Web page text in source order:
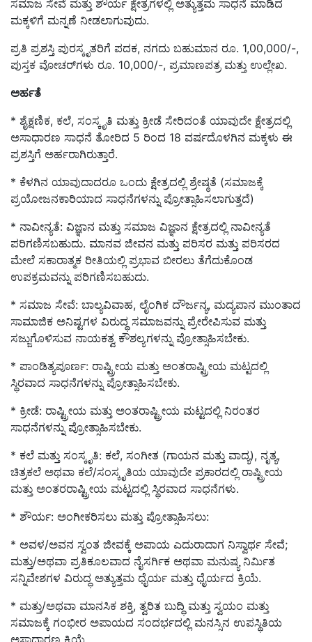
ಸಮಾಜ ಸೇವೆ ಮತ್ತು ಶೌರ್ಯ ಕ್ಷೇತ್ರಗಳಲ್ಲಿ ಅತ್ಯುತ್ತಮ ಸಾಧನೆ ಮಾಡಿದ
ಮಕ್ಕಳಿಗೆ ಮನ್ನಣೆ ನೀಡಲಾಗುವುದು.
ಪ್ರತಿ ಪ್ರಶಸ್ತಿ ಪುರಸ್ಕೃತರಿಗೆ ಪದಕ, ನಗದು ಬಹುಮಾನ ರೂ. 1,00,000/-,
ಪುಸ್ತಕ ವೋಚರ್‌ಗಳು ರೂ. 10,000/-, ಪ್ರಮಾಣಪತ್ರ ಮತ್ತು ಉಲ್ಲೇಖ.
ಅರ್ಹತೆ
* ಶೈಕ್ಷಣಿಕ, ಕಲೆ, ಸಂಸ್ಕೃತಿ ಮತ್ತು ಕ್ರೀಡೆ ಸೇರಿದಂತೆ ಯಾವುದೇ ಕ್ಷೇತ್ರದಲ್ಲಿ
ಅಸಾಧಾರಣ ಸಾಧನೆ ತೋರಿದ 5 ರಿಂದ 18 ವರ್ಷದೊಳಗಿನ ಮಕ್ಕಳು ಈ
ಪ್ರಶಸ್ತಿಗೆ ಅರ್ಹರಾಗಿರುತ್ತಾರೆ.
* ಕೆಳಗಿನ ಯಾವುದಾದರೂ ಒಂದು ಕ್ಷೇತ್ರದಲ್ಲಿ ಶ್ರೇಷ್ಠತೆ (ಸಮಾಜಕ್ಕೆ
ಪ್ರಯೋಜನಕಾರಿಯಾದ ಸಾಧನೆಗಳನ್ನು ಪ್ರೋತ್ಸಾಹಿಸಲಾಗುತ್ತದೆ)
* ನಾವೀನ್ಯತೆ: ವಿಜ್ಞಾನ ಮತ್ತು ಸಮಾಜ ವಿಜ್ಞಾನ ಕ್ಷೇತ್ರದಲ್ಲಿ ನಾವೀನ್ಯತೆ
ಪರಿಗಣಿಸಬಹುದು. ಮಾನವ ಜೀವನ ಮತ್ತು ಪರಿಸರ ಮತ್ತು ಪರಿಸರದ
ಮೇಲೆ ಸಕಾರಾತ್ಮಕ ರೀತಿಯಲ್ಲಿ ಪ್ರಭಾವ ಬೀರಲು ತೆಗೆದುಕೊಂಡ
ಉಪಕ್ರಮವನ್ನು ಪರಿಗಣಿಸಬಹುದು.
* ಸಮಾಜ ಸೇವೆ: ಬಾಲ್ಯವಿವಾಹ, ಲೈಂಗಿಕ ದೌರ್ಜನ್ಯ, ಮದ್ಯಪಾನ ಮುಂತಾದ
ಸಾಮಾಜಿಕ ಅನಿಷ್ಟಗಳ ವಿರುದ್ಧ ಸಮಾಜವನ್ನು ಪ್ರೇರೇಪಿಸುವ ಮತ್ತು
ಸಜ್ಜುಗೊಳಿಸುವ ನಾಯಕತ್ವ ಕೌಶಲ್ಯಗಳನ್ನು ಪ್ರೋತ್ಸಾಹಿಸಬೇಕು.
* ಪಾಂಡಿತ್ಯಪೂರ್ಣ: ರಾಷ್ಟ್ರೀಯ ಮತ್ತು ಅಂತರಾಷ್ಟ್ರೀಯ ಮಟ್ಟದಲ್ಲಿ
ಸ್ಥಿರವಾದ ಸಾಧನೆಗಳನ್ನು ಪ್ರೋತ್ಸಾಹಿಸಬೇಕು.
* ಕ್ರೀಡೆ: ರಾಷ್ಟ್ರೀಯ ಮತ್ತು ಅಂತರಾಷ್ಟ್ರೀಯ ಮಟ್ಟದಲ್ಲಿ ನಿರಂತರ
ಸಾಧನೆಗಳನ್ನು ಪ್ರೋತ್ಸಾಹಿಸಬೇಕು.
* ಕಲೆ ಮತ್ತು ಸಂಸ್ಕೃತಿ: ಕಲೆ, ಸಂಗೀತ (ಗಾಯನ ಮತ್ತು ವಾದ್ಯ), ನೃತ್ಯ,
ಚಿತ್ರಕಲೆ ಅಥವಾ ಕಲೆ/ಸಂಸ್ಕೃತಿಯ ಯಾವುದೇ ಪ್ರಕಾರದಲ್ಲಿ ರಾಷ್ಟ್ರೀಯ
ಮತ್ತು ಅಂತರರಾಷ್ಟ್ರೀಯ ಮಟ್ಟದಲ್ಲಿ ಸ್ಥಿರವಾದ ಸಾಧನೆಗಳು.
* ಶೌರ್ಯ: ಅಂಗೀಕರಿಸಲು ಮತ್ತು ಪ್ರೋತ್ಸಾಹಿಸಲು:
* ಅವಳ/ಅವನ ಸ್ವಂತ ಜೀವಕ್ಕೆ ಅಪಾಯ ಎದುರಾದಾಗ ನಿಸ್ವಾರ್ಥ ಸೇವೆ;
ಮತ್ತು/ಅಥವಾ ಪ್ರತಿಕೂಲವಾದ ನೈಸರ್ಗಿಕ ಅಥವಾ ಮನುಷ್ಯ ನಿರ್ಮಿತ
ಸನ್ನಿವೇಶಗಳ ವಿರುದ್ಧ ಅತ್ಯುತ್ತಮ ಧೈರ್ಯ ಮತ್ತು ಧೈರ್ಯದ ಕ್ರಿಯೆ.
* ಮತ್ತು/ಅಥವಾ ಮಾನಸಿಕ ಶಕ್ತಿ, ತ್ವರಿತ ಬುದ್ಧಿ ಮತ್ತು ಸ್ವಯಂ ಮತ್ತು
ಸಮಾಜಕ್ಕೆ ಗಂಭೀರ ಅಪಾಯದ ಸಂದರ್ಭದಲ್ಲಿ ಮನಸ್ಸಿನ ಉಪಸ್ಥಿತಿಯ